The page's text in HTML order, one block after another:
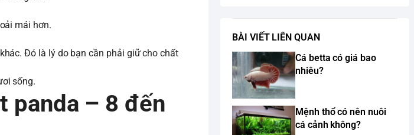
mái hơn.
Đó là lý do bạn cần phải giữ cho chất
sống.
panda – 8 đến
BÀI VIẾT LIÊN QUAN
Cá betta có giá bao
nhiêu?
Mệnh thổ có nên nuôi
cá cảnh không?